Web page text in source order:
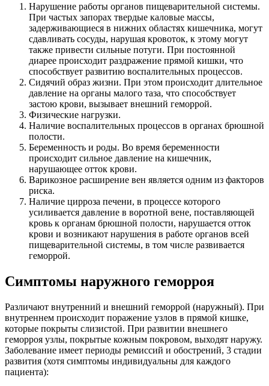
Нарушение работы органов пищеварительной системы.
При частых запорах твердые каловые массы,
задерживающиеся в нижних областях кишечника, могут
сдавливать сосуды, нарушая кровоток, к этому могут
также привести сильные потуги. При постоянной
диарее происходит раздражение прямой кишки, что
способствует развитию воспалительных процессов.
Сидячий образ жизни. При этом происходит длительное
давление на органы малого таза, что способствует
застою крови, вызывает внешний геморрой.
Физические нагрузки.
Наличие воспалительных процессов в органах брюшной
полости.
Беременность и роды. Во время беременности
происходит сильное давление на кишечник,
нарушающее отток крови.
Варикозное расширение вен является одним из факторов
риска.
Наличие цирроза печени, в процессе которого
усиливается давление в воротной вене, поставляющей
кровь к органам брюшной полости, нарушается отток
крови и возникают нарушения в работе органов всей
пищеварительной системы, в том числе развивается
геморрой.
Симптомы наружного геморроя
Различают внутренний и внешний геморрой (наружный). При
внутреннем происходит поражение узлов в прямой кишке,
которые покрыты слизистой. При развитии внешнего
геморроя узлы, покрытые кожным покровом, выходят наружу.
Заболевание имеет периоды ремиссий и обострений, 3 стадии
развития (хотя симптомы индивидуальны для каждого
пациента):